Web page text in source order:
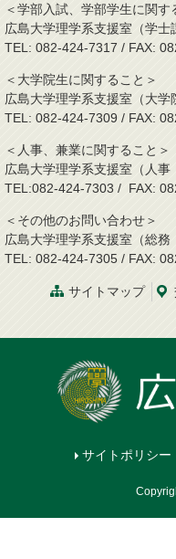
＜学部入試、学
広島大学理学系支
TEL: 082-424-7317 / FAX:
＜大学院生に
広島大学理学系支
TEL: 082-424-7309 / FAX:
＜人事、兼業に関すること＞
広島大学理学系支援室（人事
TEL:082-424-7303 / FAX:
＜その他のお問い合わせ＞
広島大学理学系支援室（総務
TEL: 082-424-7305 / FAX:
サイトマップ
サイトポリシー